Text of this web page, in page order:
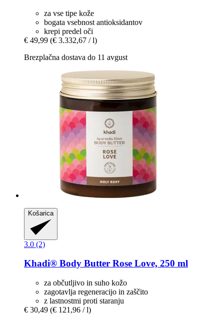
za vse tipe kože
bogata vsebnost antioksidantov
krepi predel oči
€ 49,99 (€ 3.332,67 / l)
Brezplačna dostava do 11 avgust
Košarica
3.0 (2)
Khadi® Body Butter Rose Love, 250 ml
za občutljivo in suho kožo
zagotavlja regeneracijo in zaščito
z lastnostmi proti staranju
€ 30,49 (€ 121,96 / l)